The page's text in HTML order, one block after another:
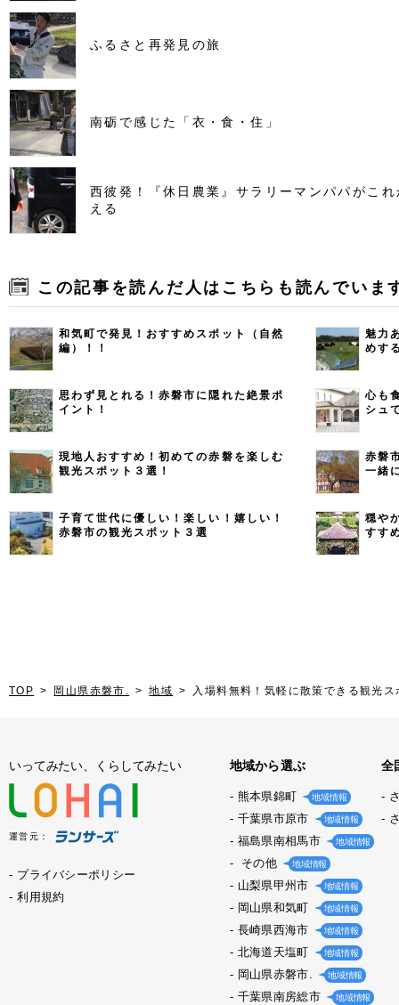
ふるさと再発見の旅
南砺で感じた「衣・食・住」
西彼発！『休日農業』サラリーマンパパがこ
える
この記事を読んだ人はこちらも読んでいま
和気町で発見！おすすめスポット（自然
編）！！
魅力
めす
思わず見とれる！赤磐市に隠れた絶景ポ
イント！
心も
シュ
現地人おすすめ！初めての赤磐を楽しむ
観光スポット３選！
赤磐
一緒
子育て世代に優しい！楽しい！嬉しい！
赤磐市の観光スポット３選
穏や
すす
TOP 岡山県赤磐市. 地域 入場料無料！気軽に散策できる観光
いってみたい、くらしてみたい
運営元：
プライバシーポリシー
利用規約
地域から選ぶ
熊本県錦町 地域情報
千葉県市原市 地域情報
福島県南相馬市 地域情報
その他 地域情報
山梨県甲州市 地域情報
岡山県和気町 地域情報
長崎県西海市 地域情報
北海道天塩町 地域情報
岡山県赤磐市. 地域情報
千葉県南房総市 地域情報
全